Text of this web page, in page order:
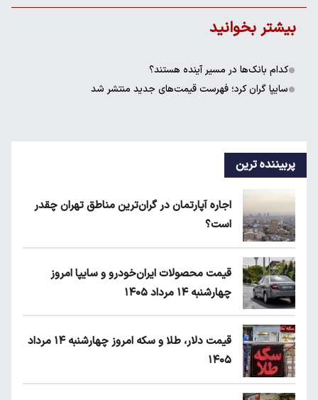
بیشتر بخوانید
کدام بانک‌ها در مسیر آینده هستند؟
سایپا گران کرد؛ فهرست قیمت‌های جدید منتشر شد
پربیننده ترین
اجاره آپارتمان در گران‌ترین مناطق تهران چقدر
است؟
قیمت محصولات ایران‌خودرو و سایپا امروز
چهارشنبه ۱۴ مرداد ۱۴۰۵
قیمت دلار، طلا و سکه امروز چهارشنبه ۱۴ مرداد
۱۴۰۵